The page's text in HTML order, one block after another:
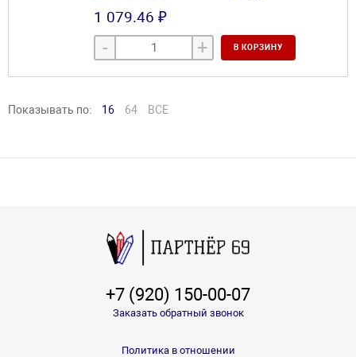
1 079.46 ₽
- + В КОРЗИНУ
Показывать по: 16 64 ВСЕ
+7 (920) 150-00-07
Заказать обратный звонок
Политика в отношении